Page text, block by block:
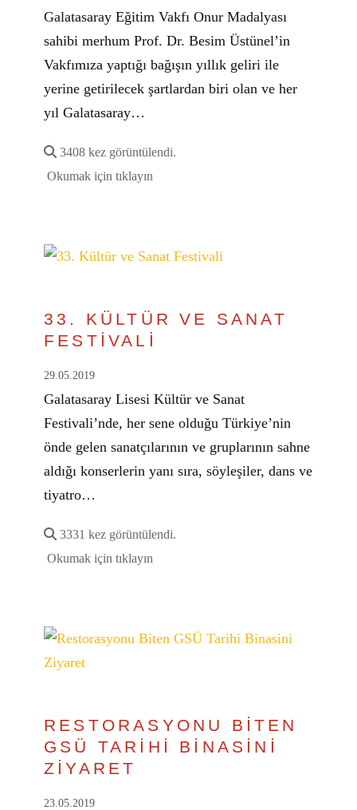
Galatasaray Eğitim Vakfı Onur Madalyası
sahibi merhum Prof. Dr. Besim Üstünel’in
Vakfımıza yaptığı bağışın yıllık geliri ile
yerine getirilecek şartlardan biri olan ve her
yıl Galatasaray…
3408 kez görüntülendi.
Okumak için tıklayın
33. KÜLTÜR VE SANAT
FESTİVALİ
29.05.2019
Galatasaray Lisesi Kültür ve Sanat
Festivali’nde, her sene olduğu Türkiye’nin
önde gelen sanatçılarının ve gruplarının sahne
aldığı konserlerin yanı sıra, söyleşiler, dans ve
tiyatro…
3331 kez görüntülendi.
Okumak için tıklayın
RESTORASYONU BİTEN
GSÜ TARİHİ BİNASİNİ
ZİYARET
23.05.2019